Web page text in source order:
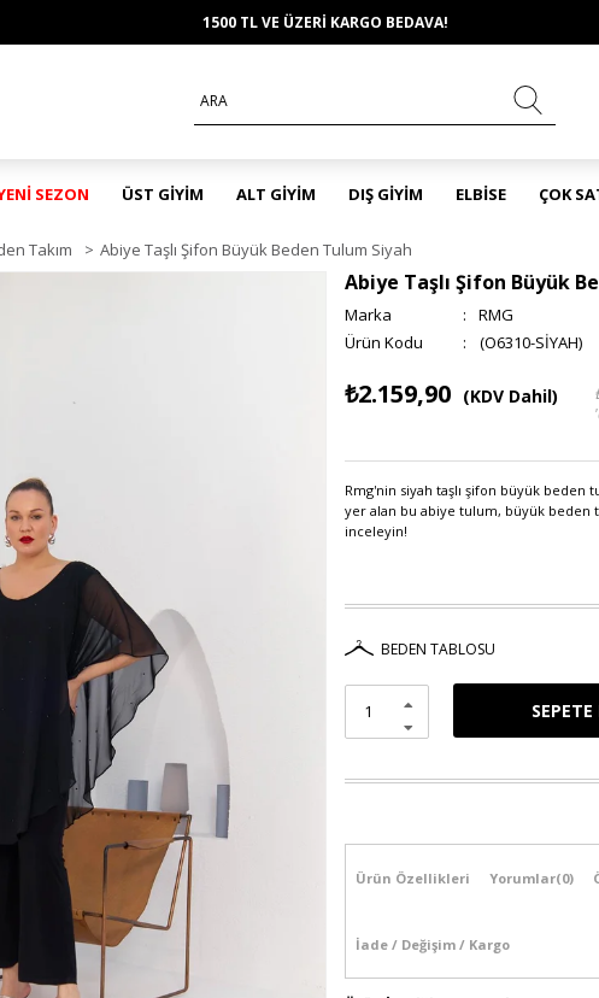
1500 TL VE ÜZERİ KARGO BEDAVA!
SEZON ÜST GİYİM ALT GİYİM DIŞ GİYİM ELBİSE ÇOK
Takım > Abiye Taşlı Şifon Büyük Beden Tulum Siyah
Abiye Taşlı Şifon Büyük
Marka :
RMG
(O6310-SİYAH)
₺2.159,90 (KDV Dahil)
Rmg'nin siyah taşlı şifon büyük beden
yer alan bu abiye tulum, büyük beden
inceleyin!
BEDEN TABLOSU
Ürün Özellikleri Yorumlar(0)
İade / Değişim / Kargo